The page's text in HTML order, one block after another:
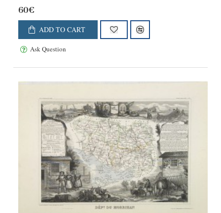
60€
ADD TO CART
Ask Question